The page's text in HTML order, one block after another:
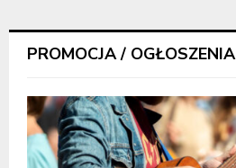
PROMOCJA / OGŁOSZENIA